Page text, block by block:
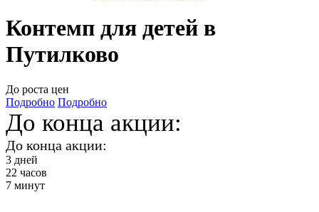
Контемп для детей в
Путилково
До роста цен
Подробно Подробно
До конца акции:
До конца акции:
3 дней
22 часов
7 минут